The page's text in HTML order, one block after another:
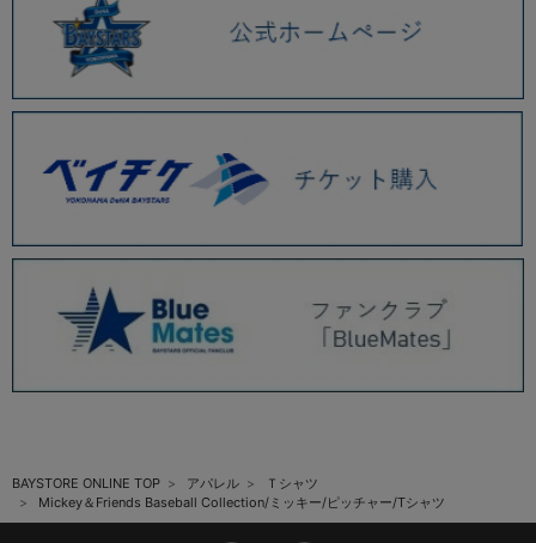
BAYSTORE ONLINE TOP アパレル
Ｔシャツ
Mickey＆Friends Baseball Collection/ミッキー/ピッチャー/Tシャツ